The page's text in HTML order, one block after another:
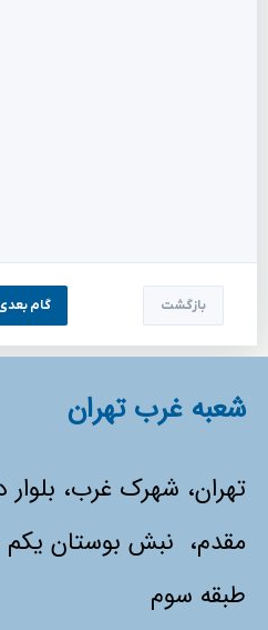
بازگشت گام
شعبه غرب تهران
تهران، شهرک غرب، بلوار
طبقه سوم